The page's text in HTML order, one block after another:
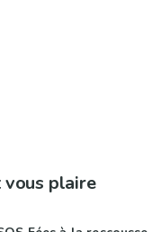
vous plaire